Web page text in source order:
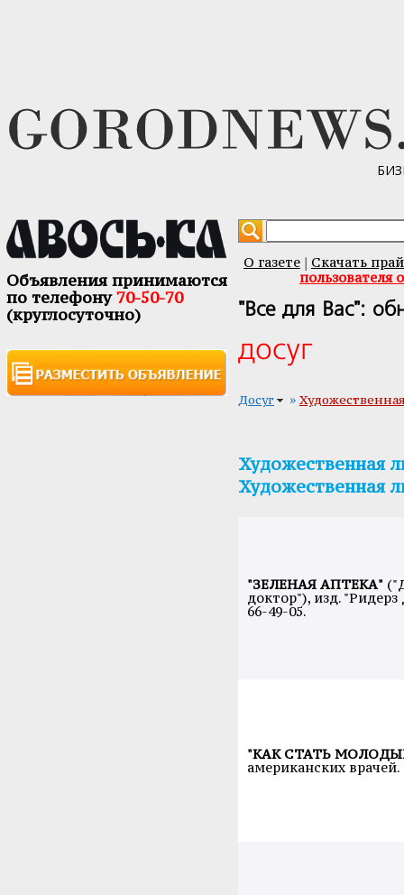
Объявления принимаются
по телефону70-50-70
(круглосуточно)
О газете
Скачать
пользователя
"Все для Вас":
досуг
Досуг »
Художественная
Художественная
"ЗЕЛЕНАЯ АПТЕКА"
доктор"), изд.
66-49-05.
"КАК СТАТЬ
американских врачей.